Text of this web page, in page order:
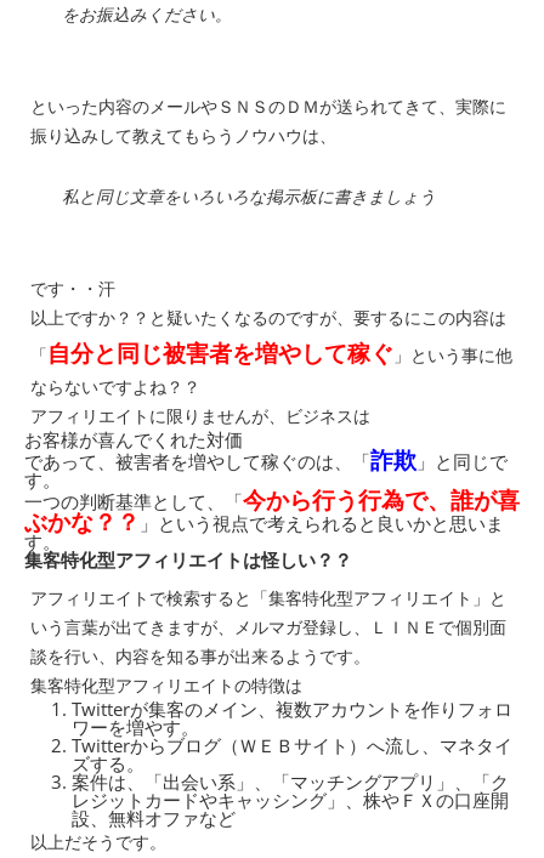
をお振込みください。
といった内容のメールやＳＮＳのＤＭが送られてきて、実際に
振り込みして教えてもらうノウハウは、
私と同じ文章をいろいろな掲示板に書きましょう
です・・汗
以上ですか？？と疑いたくなるのですが、要するにこの内容は
「自分と同じ被害者を増やして稼ぐ 」という事に他
ならないですよね？？
アフィリエイトに限りませんが、ビジネスは
お客様が喜んでくれた対価
であって、被害者を増やして稼ぐのは、「詐欺 」と同じで
す。
一つの判断基準として、「今から行う行為で、誰が喜
ぶかな？？ 」という視点で考えられると良いかと思いま
す。
集客特化型アフィリエイトは怪しい？？
アフィリエイトで検索すると「集客特化型アフィリエイト」と
いう言葉が出てきますが、メルマガ登録し、ＬＩＮＥで個別面
談を行い、内容を知る事が出来るようです。
集客特化型アフィリエイトの特徴は
Twitterが集客のメイン、複数アカウントを作りフォロ
ワーを増やす。
Twitterからブログ（ＷＥＢサイト）へ流し、マネタイ
ズする。
案件は、「出会い系」、「マッチングアプリ」、「ク
レジットカードやキャッシング」、株やＦＸの口座開
設、無料オファなど
以上だそうです。